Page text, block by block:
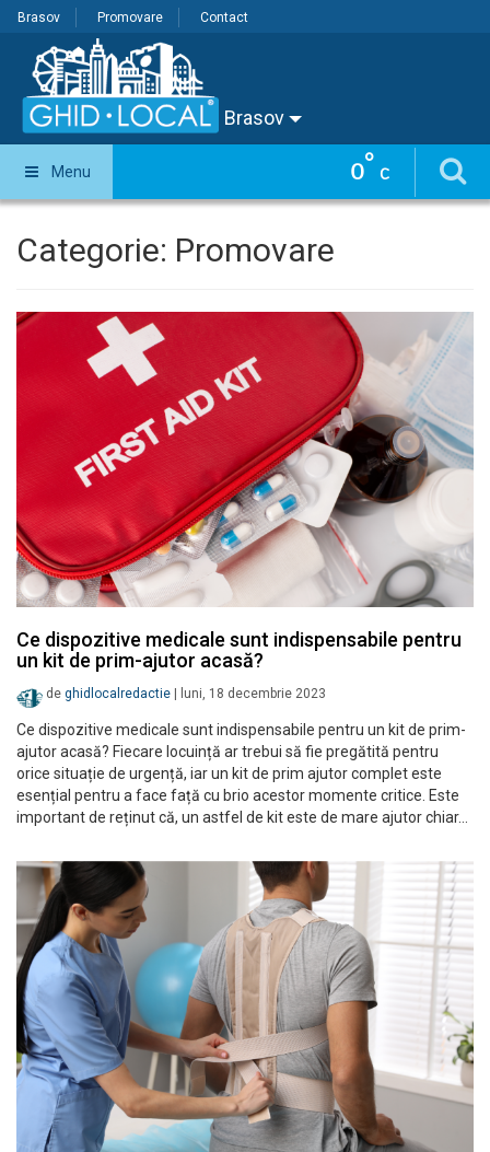
Brasov Promovare Contact
Brasov
0° C
Menu
Categorie: Promovare
Ce dispozitive medicale sunt indispensabile pentru
un kit de prim-ajutor acasă?
de ghidlocalredactie luni, 18 decembrie 2023
Ce dispozitive medicale sunt indispensabile pentru un kit de prim-
ajutor acasă? Fiecare locuință ar trebui să fie pregătită pentru
orice situație de urgență, iar un kit de prim ajutor complet este
esențial pentru a face față cu brio acestor momente critice. Este
important de reținut că, un astfel de kit este de mare ajutor chiar…